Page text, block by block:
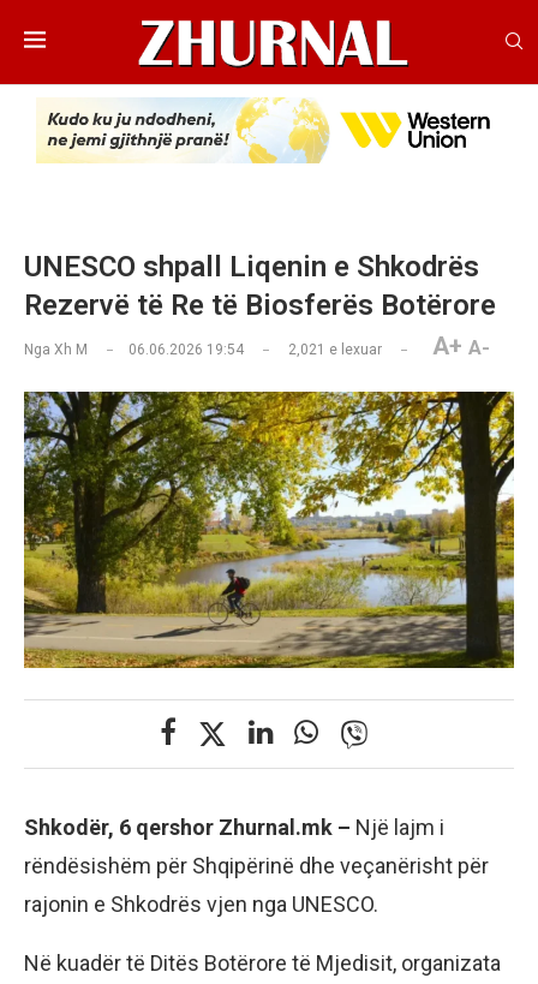
UNESCO shpall Liqenin e Shkodrës
Rezervë të Re të Biosferës Botërore
Nga Xh M 06.06.2026 19:54 2,021 e lexuar A+ A-
Shkodër, 6 qershor Zhurnal.mk – Një lajm i
rëndësishëm për Shqipërinë dhe veçanërisht për
rajonin e Shkodrës vjen nga UNESCO.
Në kuadër të Ditës Botërore të Mjedisit, organizata